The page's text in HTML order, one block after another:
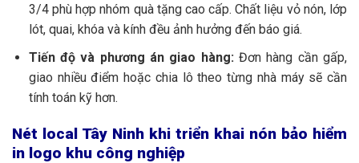
3/4 phù hợp nhóm quà tặng cao cấp. Chất liệu vỏ nón, lớp
lót, quai, khóa và kính đều ảnh hưởng đến báo giá.
Tiến độ và phương án giao hàng:Đơn hàng cần gấp,
giao nhiều điểm hoặc chia lô theo từng nhà máy sẽ cần
tính toán kỹ hơn.
Nét local Tây Ninh khi triển khai nón bảo hiểm
in logo khu công nghiệp